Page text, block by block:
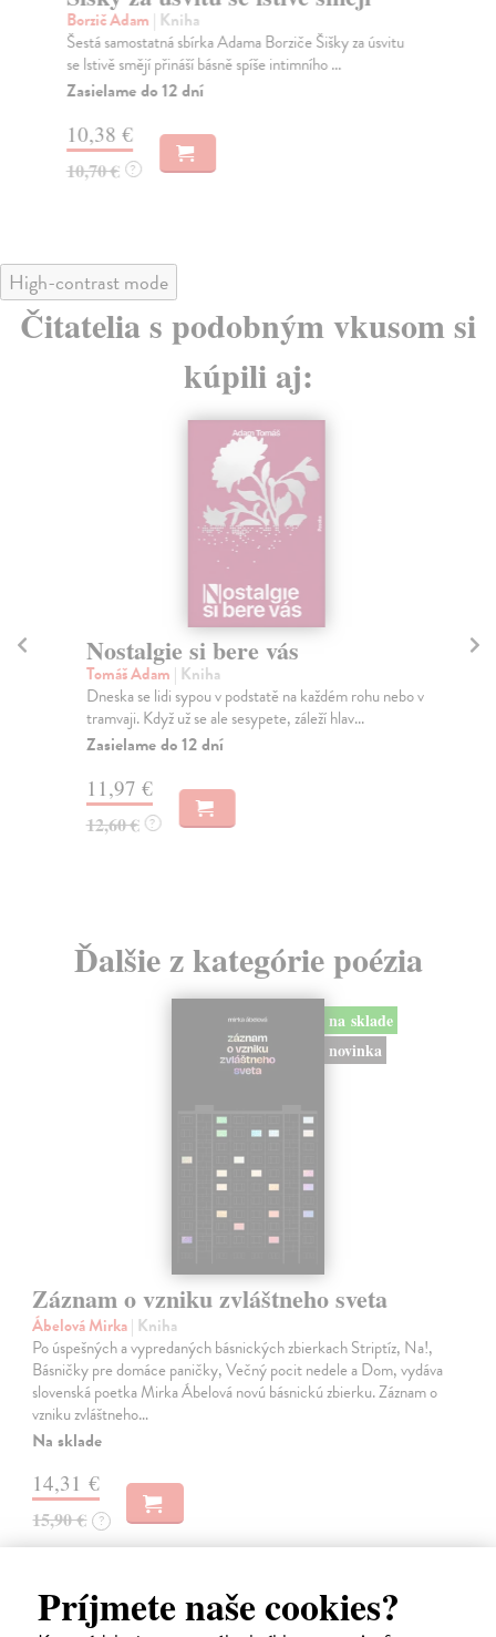
Príjmete naše cookies?
Borzič Adam | Kniha
Šestá samostatná sbírka Adama Borziče Šišky za úsvitu
se lstivě smějí přináší básně spíše intimního ...
Zasielame do 12 dní
10,38 €
10,70 € ?
High-contrast mode
Čitatelia s podobným vkusom si
kúpili aj:
Nostalgie si bere vás
Tomáš Adam| Kniha
Dneska se lidi sypou v podstatě na každém rohu nebo v
tramvaji. Když už se ale sesypete, záleží hlav...
Zasielame do 12 dní
11,97 €
12,60 € ?
Ďalšie z kategórie poézia
na sklade
novinka
Záznam o vzniku zvláštneho sveta
Ábelová Mirka| Kniha
Po úspešných a vypredaných básnických zbierkach Striptíz, Na!,
Básničky pre domáce paničky, Večný pocit nedele a Dom, vydáva
slovenská poetka Mirka Ábelová novú básnickú zbierku. Záznam o
vzniku zvláštneho…
Na sklade
14,31 €
15,90 € ?
na sklade